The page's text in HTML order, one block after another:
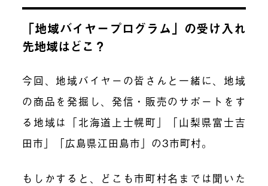
「地域バイヤープログラム」の受け入れ
先地域はどこ？
今回、地域バイヤーの皆さんと一緒に、地域
の商品を発掘し、発信・販売のサポートをす
る地域は「北海道上士幌町」「山梨県富士吉
田市」「広島県江田島市」の3市町村。
もしかすると、どこも市町村名までは聞いた